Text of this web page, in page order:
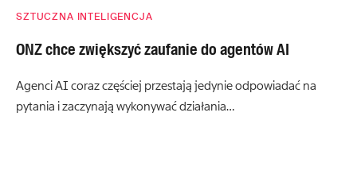
SZTUCZNA INTELIGENCJA
ONZ chce zwiększyć zaufanie do agentów AI
Agenci AI coraz częściej przestają jedynie odpowiadać na
pytania i zaczynają wykonywać działania…